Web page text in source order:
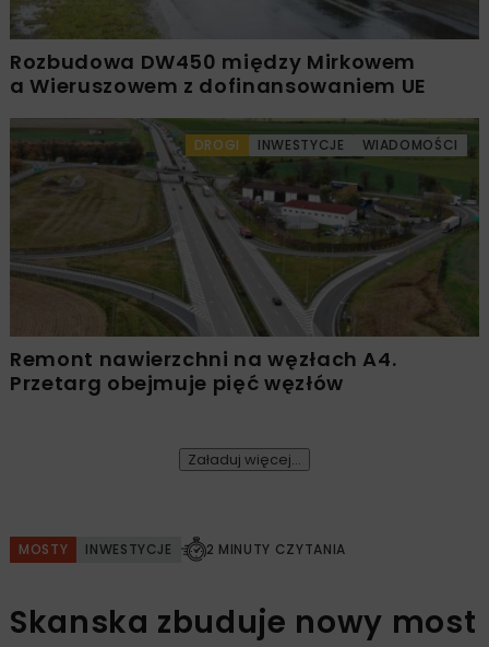
Rozbudowa DW450 między Mirkowem
a Wieruszowem z dofinansowaniem UE
DROGI INWESTYCJE WIADOMOŚCI
Remont nawierzchni na węzłach A4.
Przetarg obejmuje pięć węzłów
Załaduj więcej...
MOSTY INWESTYCJE 2 MINUTY CZYTANIA
Skanska zbuduje nowy most